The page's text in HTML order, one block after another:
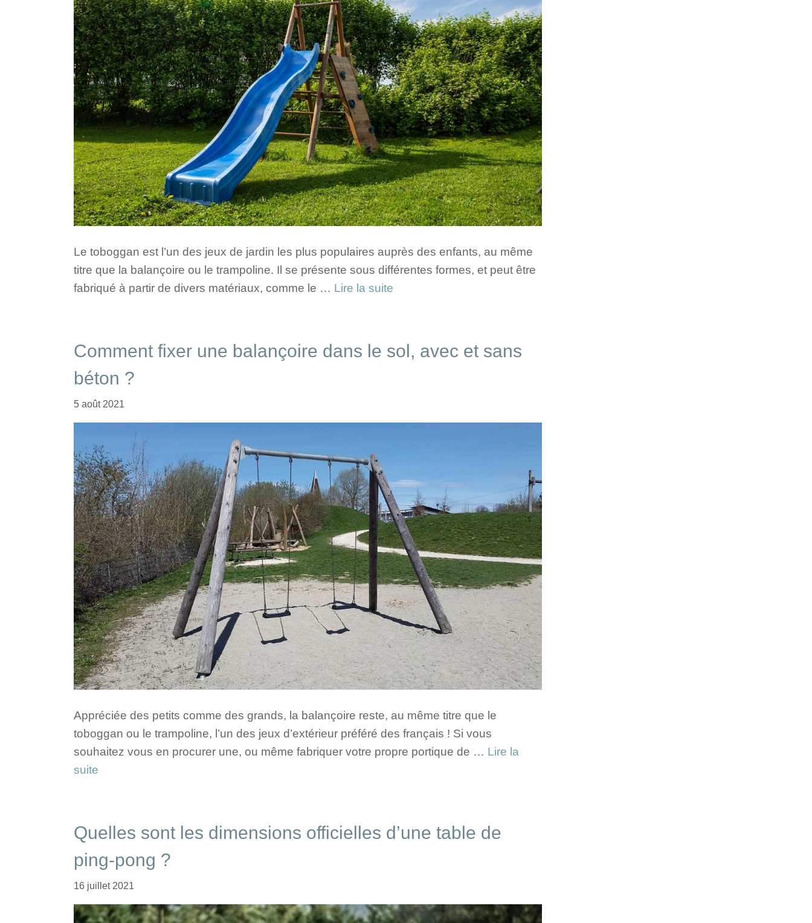
Le toboggan est l’un des jeux de jardin les plus populaires auprès des enfants, au même
titre que la balançoire ou le trampoline. Il se présente sous différentes formes, et peut être
fabriqué à partir de divers matériaux, comme le … Lire la suite
Comment fixer une balançoire dans le sol, avec et sans
béton ?
5 août 2021
Appréciée des petits comme des grands, la balançoire reste, au même titre que le
toboggan ou le trampoline, l’un des jeux d’extérieur préféré des français ! Si vous
souhaitez vous en procurer une, ou même fabriquer votre propre portique de … Lire la
suite
Quelles sont les dimensions officielles d’une table de
ping-pong ?
16 juillet 2021